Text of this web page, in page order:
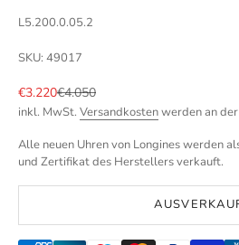
L5.200.0.05.2
SKU: 49017
Angebot
€3.220Regulärer Preis
€4.050
inkl. MwSt. Versandkostenwerden an
Alle neuen Uhren von Longines werden
und Zertifikat des Herstellers verkauft.